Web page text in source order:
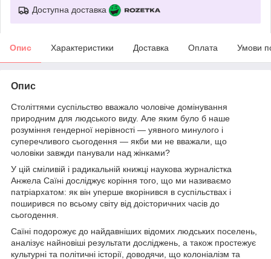
Доступна доставка
Опис Характеристики Доставка Оплата Умови
Опис
Століттями суспільство вважало чоловіче домінування
природним для людського виду. Але яким було б наше
розуміння гендерної нерівності — уявного минулого і
суперечливого сьогодення — якби ми не вважали, що
чоловіки завжди панували над жінками?
У цій сміливій і радикальній книжці наукова журналістка
Анжела Саїні досліджує коріння того, що ми називаємо
патріархатом: як він уперше вкорінився в суспільствах і
поширився по всьому світу від доісторичних часів до
сьогодення.
Саїні подорожує до найдавніших відомих людських поселень,
аналізує найновіші результати досліджень, а також простежує
культурні та політичні історії, доводячи, що колоніалізм та